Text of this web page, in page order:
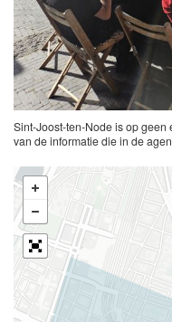
Sint-Joost-ten-Node is op
van de informatie die in de